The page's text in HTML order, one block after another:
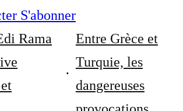
S'abonner
Rama
Entre Grèce et
Turquie, les
dangereuses